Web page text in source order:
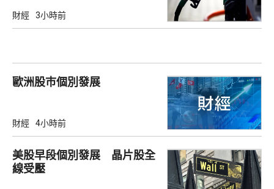
財經 3小時前
歐洲股巿個別發展
財經 4小時前
美股早段個別發展 晶片股全
線受壓